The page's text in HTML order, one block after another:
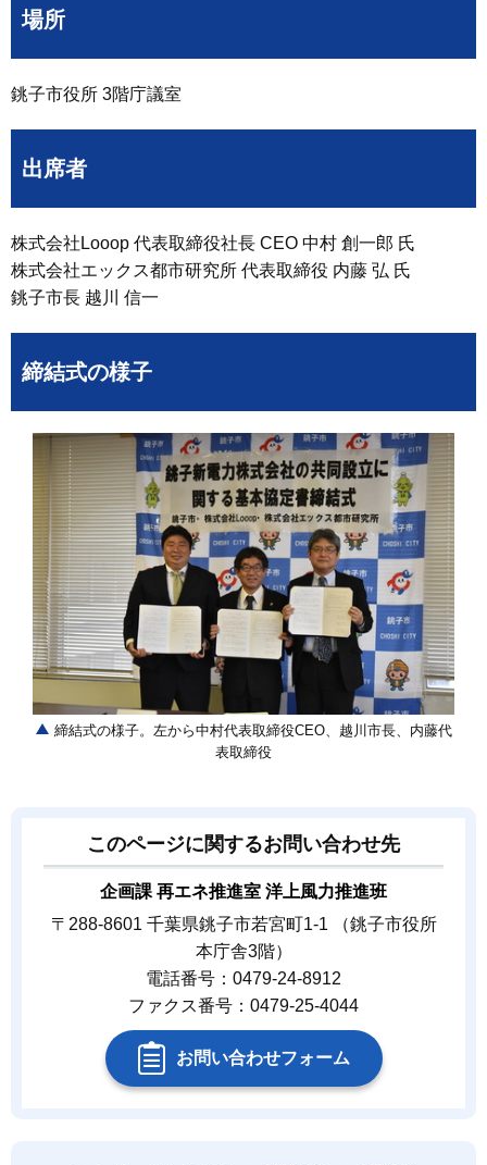
場所
銚子市役所 3階庁議室
出席者
株式会社Looop 代表取締役社長 CEO 中村 創一郎 氏
株式会社エックス都市研究所 代表取締役 内藤 弘 氏
銚子市長 越川 信一
締結式の様子
締結式の様子。左から中村代表取締役CEO、越川市長、内藤代
表取締役
このページに関するお問い合わせ先
企画課 再エネ推進室 洋上風力推進班
〒288-8601 千葉県銚子市若宮町1-1 （銚子市役所
本庁舎3階）
電話番号：0479-24-8912
ファクス番号：0479-25-4044
お問い合わせフォーム